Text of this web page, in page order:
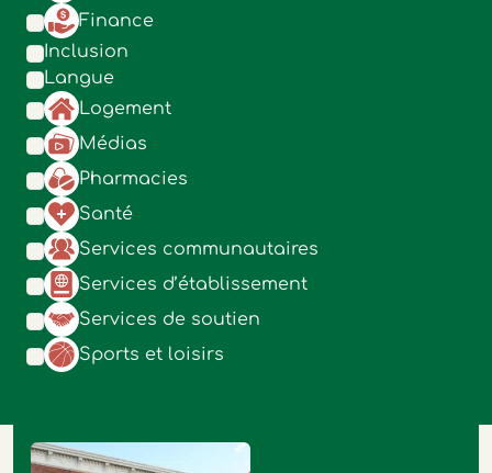
Finance
Inclusion
Langue
Logement
Médias
Pharmacies
Santé
Services communautaires
Services d’établissement
Services de soutien
Sports et loisirs